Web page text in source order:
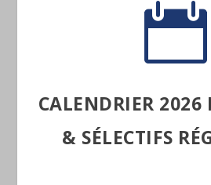

CALENDRIER 2026
& SÉLECTIFS